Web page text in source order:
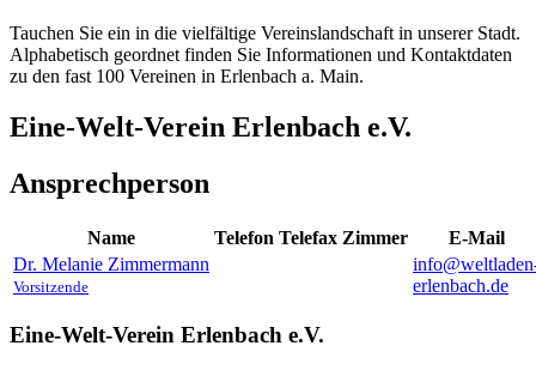
Tauchen Sie ein in die vielfältige Vereinslandschaft in unserer Stadt.
Alphabetisch geordnet finden Sie Informationen und Kontaktdaten
zu den fast 100 Vereinen in Erlenbach a. Main.
Eine-Welt-Verein Erlenbach e.V.
Ansprechperson
Name Telefon Telefax Zimmer
E-Mail
Dr. Melanie Zimmermann
Vorsitzende
erlenbach.de
Eine-Welt-Verein Erlenbach e.V.